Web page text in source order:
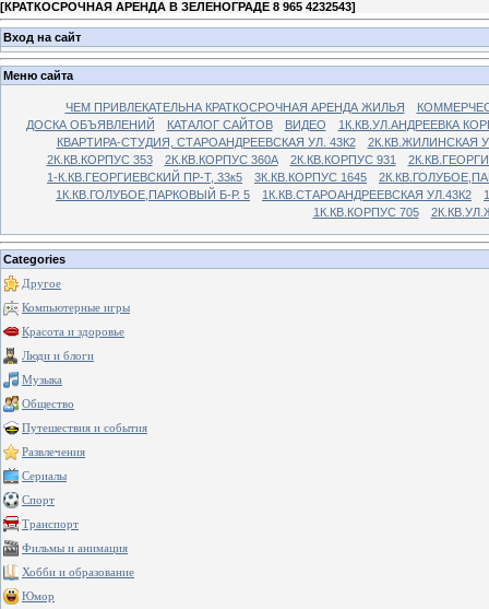
[КРАТКОСРОЧНАЯ АРЕНДА В ЗЕЛЕНОГРАДЕ 8 965 4232543]
Вход на сайт
Меню сайта
ЧЕМ ПРИВЛЕКАТЕЛЬНА КРАТКОСРОЧНАЯ АРЕНДА ЖИЛЬЯ
ДОСКА ОБЪЯВЛЕНИЙ
КАТАЛОГ САЙТОВ ВИДЕО
1К.КВ.УЛ.АНДРЕЕВКА
КВАРТИРА-СТУДИЯ, СТАРОАНДРЕЕВСКАЯ УЛ. 43К2
2К.КВ.ЖИЛИНСКАЯ
2К.КВ.КОРПУС 353
2К.КВ.КОРПУС 360А 2К.КВ.КОРПУС 931
1-К.КВ.ГЕОРГИЕВСКИЙ ПР-Т, 33к5
3К.КВ.КОРПУС 1645
1К.КВ.ГОЛУБОЕ,ПАРКОВЫЙ Б-Р. 5
1К.КВ.СТАРОАНДРЕЕВСКАЯ УЛ.43К2
1К.КВ.КОРПУС 705
Categories
Другое
Компьютерные игры
Красота и здоровье
Люди и блоги
Музыка
Общество
Путешествия и события
Развлечения
Сериалы
Спорт
Транспорт
Фильмы и анимация
Хобби и образование
Юмор